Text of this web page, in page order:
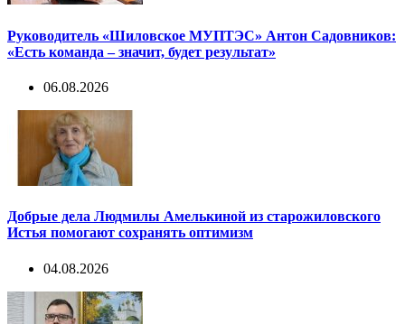
Руководитель «Шиловское МУПТЭС» Антон Садовников:
«Есть команда – значит, будет результат»
06.08.2026
Добрые дела Людмилы Амелькиной из старожиловского
Истья помогают сохранять оптимизм
04.08.2026